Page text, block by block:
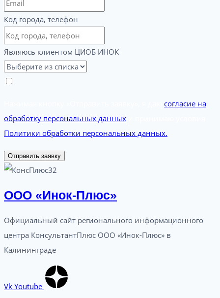
Код города, телефон
Являюсь клиентом ЦИОБ ИНОК
согласие на
обработку персональных данных
Политики обработки персональных данных.
Отправить заявку
ООО «Инок-Плюс»
Официальный сайт регионального информационного
центра КонсультантПлюс ООО «Инок-Плюс» в
Калининграде
Vk Youtube